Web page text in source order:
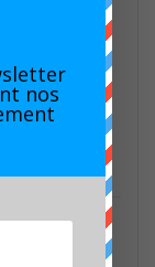
Afrique
une
nos